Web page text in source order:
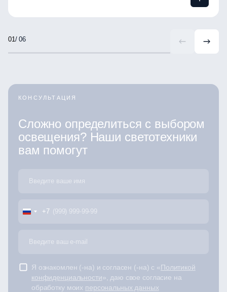
/ 06
КОНСУЛЬТАЦИЯ
Сложно определиться с выбором
освещения? Наши светотехники
вам помогут
+7
Я ознакомлен (-на) и согласен (-на) с «Политикой
конфиденциальности», даю свое согласие на
обработку моих персональных данных